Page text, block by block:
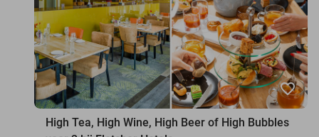
favorite_border
High Tea, High Wine, High Beer of High Bubbles